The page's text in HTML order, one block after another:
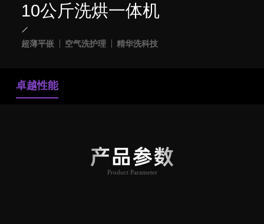
10公斤洗烘一体机
超薄平嵌 空气洗护理 精华洗科技
卓越性能
产品参数
Product Parameter